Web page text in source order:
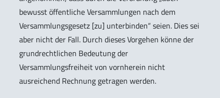
bewusst öffentliche Versammlungen nach dem
Versammlungsgesetz [zu] unterbinden“ seien. Dies sei
aber nicht der Fall. Durch dieses Vorgehen könne der
grundrechtlichen Bedeutung der
Versammlungsfreiheit von vornherein nicht
ausreichend Rechnung getragen werden.